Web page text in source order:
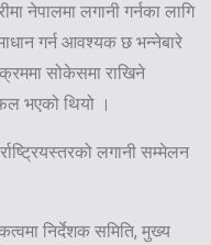
नेपालमा लगानी गर्नका लागि
गर्न आवश्यक छ भन्नेबारे
सोकेसमा राखिने
भएको थियो ।
लगानी सम्मेलन
निर्देशक समिति, मुख्य